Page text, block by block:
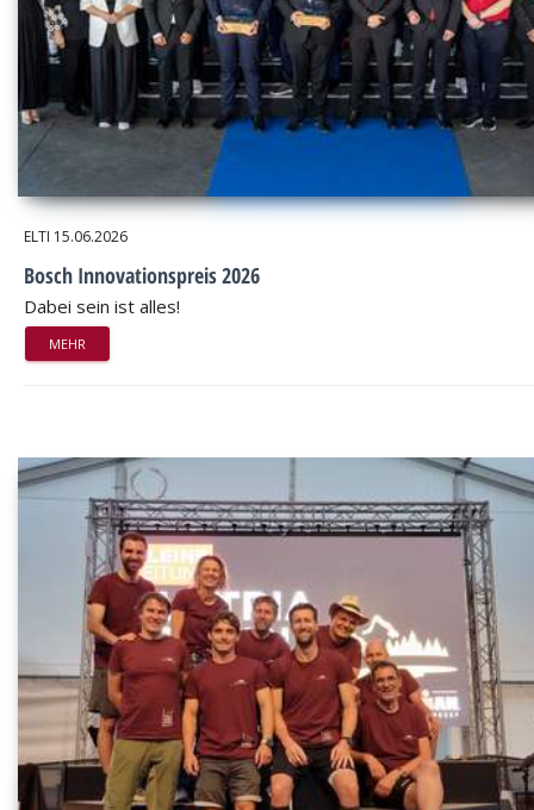
ELTI 15.06.2026
Bosch Innovationspreis 2026
Dabei sein ist alles!
MEHR